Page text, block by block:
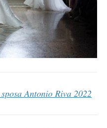
Antonio Riva 2022